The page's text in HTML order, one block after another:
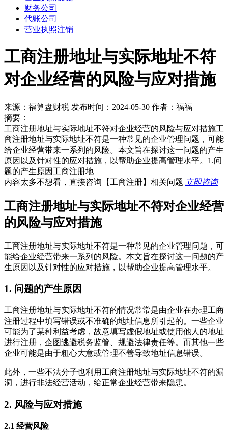
财务公司
代账公司
营业执照注销
工商注册地址与实际地址不符
对企业经营的风险与应对措施
来源：福算盘财税 发布时间：2024-05-30 作者：福福
摘要：
工商注册地址与实际地址不符对企业经营的风险与应对措施工
商注册地址与实际地址不符是一种常见的企业管理问题，可能
给企业经营带来一系列的风险。本文旨在探讨这一问题的产生
原因以及针对性的应对措施，以帮助企业提高管理水平。1.问
题的产生原因工商注册地
内容太多不想看，直接咨询 【工商注册】 相关问题 立即咨询
工商注册地址与实际地址不符对企业经营
的风险与应对措施
工商注册地址与实际地址不符是一种常见的企业管理问题，可
能给企业经营带来一系列的风险。本文旨在探讨这一问题的产
生原因以及针对性的应对措施，以帮助企业提高管理水平。
1. 问题的产生原因
工商注册地址与实际地址不符的情况常常是由企业在办理工商
注册过程中填写错误或不准确的地址信息所引起的。一些企业
可能为了某种利益考虑，故意填写虚假地址或使用他人的地址
进行注册，企图逃避税务监管、规避法律责任等。而其他一些
企业可能是由于粗心大意或管理不善导致地址信息错误。
此外，一些不法分子也利用工商注册地址与实际地址不符的漏
洞，进行非法经营活动，给正常企业经营带来隐患。
2. 风险与应对措施
2.1 经营风险